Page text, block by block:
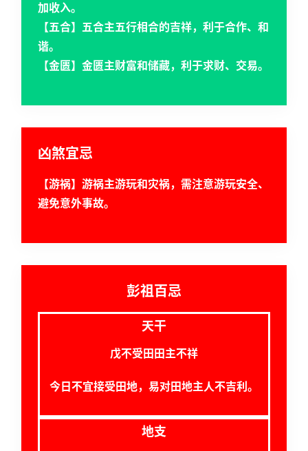
占
解
登录 注册
加收入。
【五合】五合主五行相合的吉祥，利于合作、和
谐。
【金匮】金匮主财富和储藏，利于求财、交易。
凶煞宜忌
【游祸】游祸主游玩和灾祸，需注意游玩安全、
避免意外事故。
彭祖百忌
天干
戊不受田田主不祥
今日不宜接受田地，易对田地主人不吉利。
地支